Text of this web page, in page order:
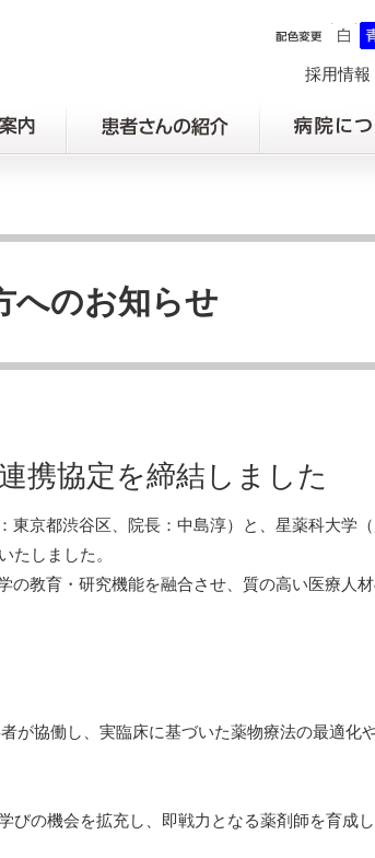
採用情報
へのお知らせ
携協定を締結しました
東京都渋谷区、院⾧：中島淳）と、星薬科大学
たしました。
の教育・研究機能を融合させ、質の高い医療人
協働し、実臨床に基づいた薬物療法の最適化
の機会を拡充し、即戦力となる薬剤師を育成し